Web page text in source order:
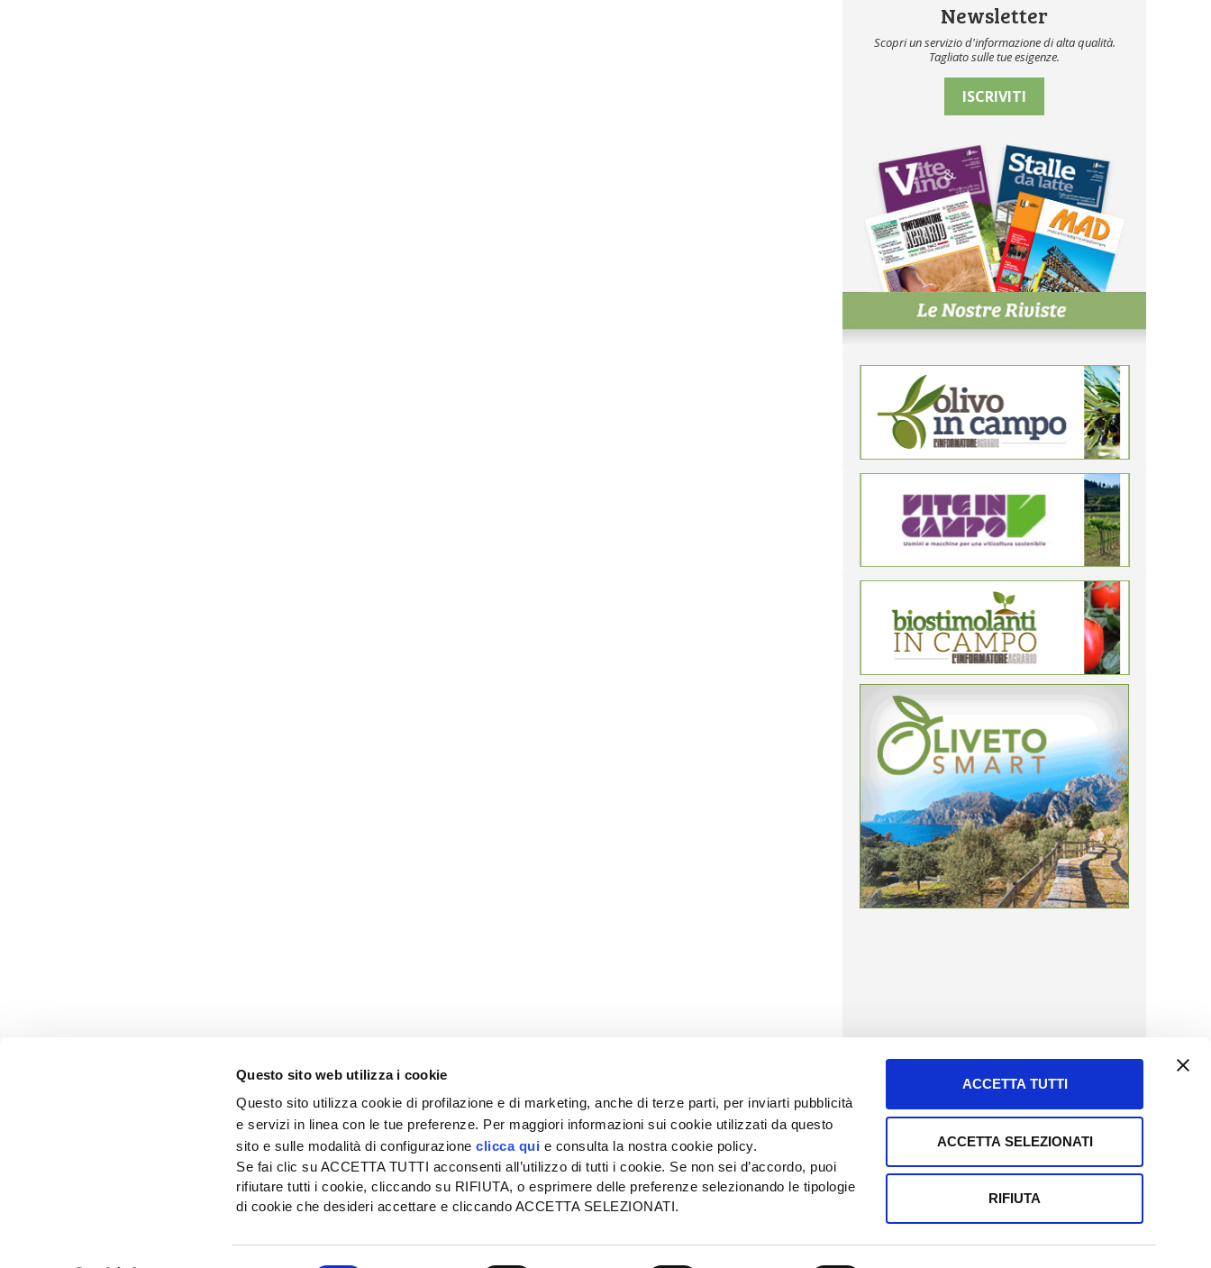
Questo sito web utilizza i cookie
Questo sito utilizza cookie di profilazione e di marketing, anche di terze parti, per inviarti pubblicità
e servizi in linea con le tue preferenze. Per maggiori informazioni sui cookie utilizzati da questo
sito e sulle modalità di configurazioneclicca qui e consulta la nostra cookie policy.
Se fai clic su ACCETTA TUTTI acconsenti all’utilizzo di tutti i cookie. Se non sei d’accordo, puoi
rifiutare tutti i cookie, cliccando su RIFIUTA, o esprimere delle preferenze selezionando le tipologie
di cookie che desideri accettare e cliccando ACCETTA SELEZIONATI.
ACCETTA TUTTI
ACCETTA SELEZIONATI
RIFIUTA
Newsletter
Scopri un servizio d'informazione di alta qualità.
Tagliato sulle tue esigenze.
ISCRIVITI
EDIZIONI L'INFORMATORE AGRARIO Srl
SEDE
Tel + 39.045.8057511
info@informatoreagrario.it
PUBBLICITÀ
Tel + 39.045.8057523
pubblicita@informatoreagrario.it
Tel + 39.045.8009480
clienti@informatoreagrario.it